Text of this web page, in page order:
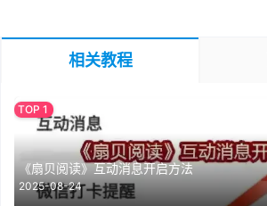
相关教程
《扇贝阅读》互动消息开启方法
2025-08-24